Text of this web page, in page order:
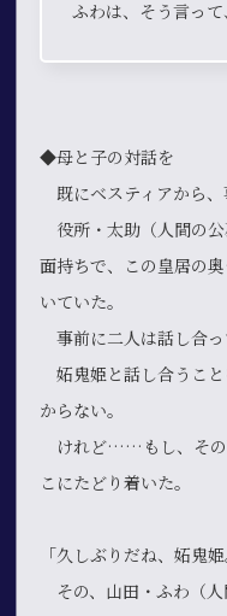
ふわは、そう言って
◆母と子の対話を
既にベスティアから、
役所・太助（人間
面持ちで、この皇居の
いていた。
事前に二人は話し合っ
妬鬼姫と話し合うこ
からない。
けれど……もし、その
こにたどり着いた。
「久しぶりだね、妬鬼
その、山田・ふわ（